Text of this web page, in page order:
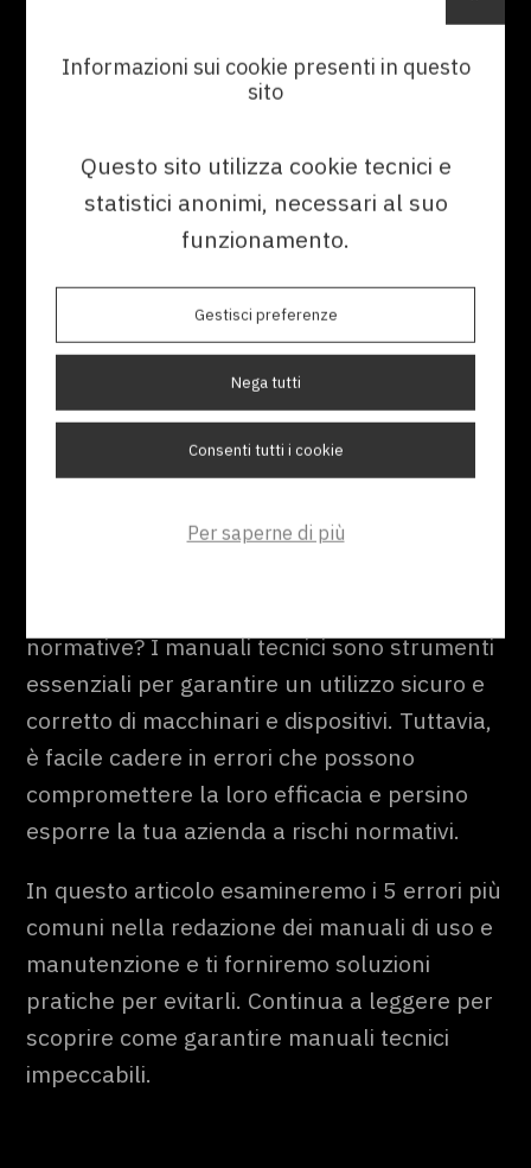
5 Errori da Evitare nei Manuali di
Uso e Manutenzione
garantire chiarezza, conformità e
qualità per il tuo prodotto.
Hai mai ricevuto un manuale di uso e
manutenzione che sembrava scritto in un
essere utile? Ti sei mai chiesto se i tuoi
normative? I manuali tecnici sono strumenti
essenziali per garantire un utilizzo sicuro e
corretto di macchinari e dispositivi. Tuttavia,
è facile cadere in errori che possono
compromettere la loro efficacia e persino
esporre la tua azienda a rischi normativi.
In questo articolo esamineremo i 5 errori più
comuni nella redazione dei manuali di uso e
manutenzione e ti forniremo soluzioni
pratiche per evitarli. Continua a leggere per
scoprire come garantire manuali tecnici
impeccabili.
Informazioni sui cookie presenti in questo
sito
Questo sito utilizza cookie tecnici e
statistici anonimi, necessari al suo
funzionamento.
Gestisci preferenze
Nega tutti
Consenti tutti i cookie
Per saperne di più